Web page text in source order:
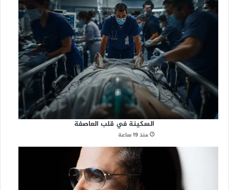
السكينة في قلب العاصفة
منذ 19 ساعة